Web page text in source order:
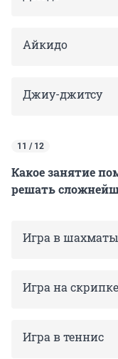
Айкидо
Джиу-джитсу
11 / 12
Какое занятие
решать
Игра в шахматы
Игра на скрипке
Игра в теннис